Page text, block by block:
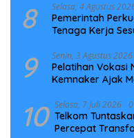
8 Selasa, 4 Agustus
Pemerintah
Tenaga Kerja
9 Senin, 3 Agustus 2026
Pelatihan Vokasi
Kemnaker Ajak
10 Selasa, 7 Juli 2026
Telkom
Percepat